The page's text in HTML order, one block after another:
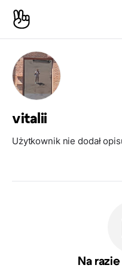
vitalii
Użytkownik nie dodał
Na